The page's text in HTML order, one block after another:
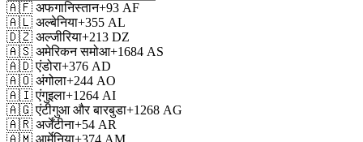
🇦🇫 अफगानिस्तान+93 AF
🇦🇱 अल्बेनिया+355 AL
🇩🇿 अल्जीरिया+213 DZ
🇦🇸 अमेरिकन समोआ+1684 AS
🇦🇩 एंडोरा+376 AD
🇦🇴 अंगोला+244 AO
🇦🇮 एंगुइला+1264 AI
🇦🇬 एंटीगुआ और बारबुडा+1268 AG
🇦🇷 अर्जेंटीना+54 AR
🇦🇲 आर्मेनिया+374 AM